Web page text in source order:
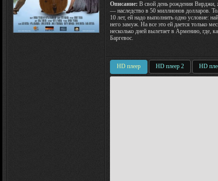
Описание: В свой день рождения
— наследство в 50 миллионов долларов.
10 лет, ей надо выполнить одно условие:
него замуж. На все это ей дается только
несколько дней вылетает в Армению, где,
Баргевос.
HD плеер HD плеер 2 HD